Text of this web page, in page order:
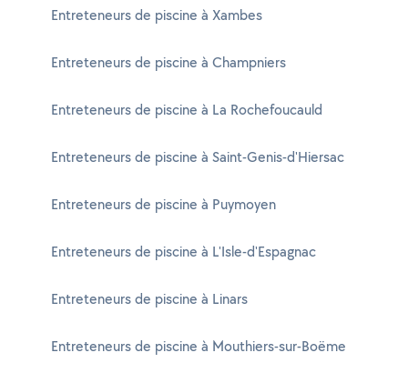
Entreteneurs de piscine à Xambes
Entreteneurs de piscine à Champniers
Entreteneurs de piscine à La Rochefoucauld
Entreteneurs de piscine à Saint-Genis-d'Hiersac
Entreteneurs de piscine à Puymoyen
Entreteneurs de piscine à L'Isle-d'Espagnac
Entreteneurs de piscine à Linars
Entreteneurs de piscine à Mouthiers-sur-Boëme